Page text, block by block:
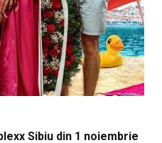
Sibiu din 1 noiembrie